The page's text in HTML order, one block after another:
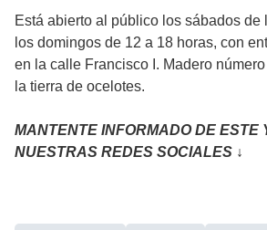
Está abierto al público los sábados de
los domingos de 12 a 18 horas, con
en la calle Francisco I. Madero
la tierra de ocelotes.
MANTENTE INFORMADO DE ESTE
NUESTRAS REDES SOCIALES ↓